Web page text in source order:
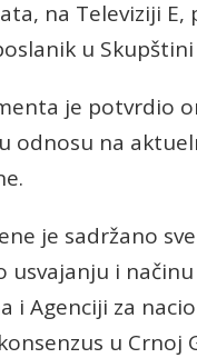
na Televiziji
u
je potvrdio
odnosu na
je sadržano
usvajanju i
i Agenciji za
u Crnoj